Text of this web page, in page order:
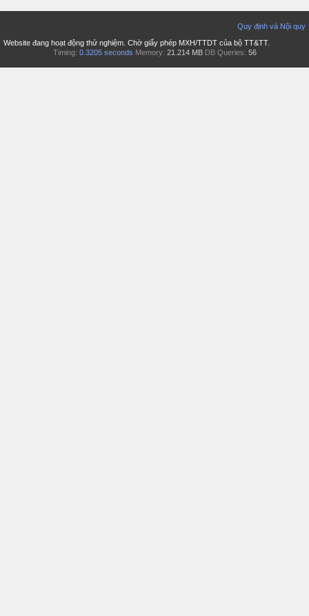
Quy định và Nội quy
Website đang hoạt động thử nghiệm. Chờ giấy phép MXH/TTDT của bộ TT&TT.
Timing: 0.3205 seconds Memory: 21.214 MB DB Queries: 56